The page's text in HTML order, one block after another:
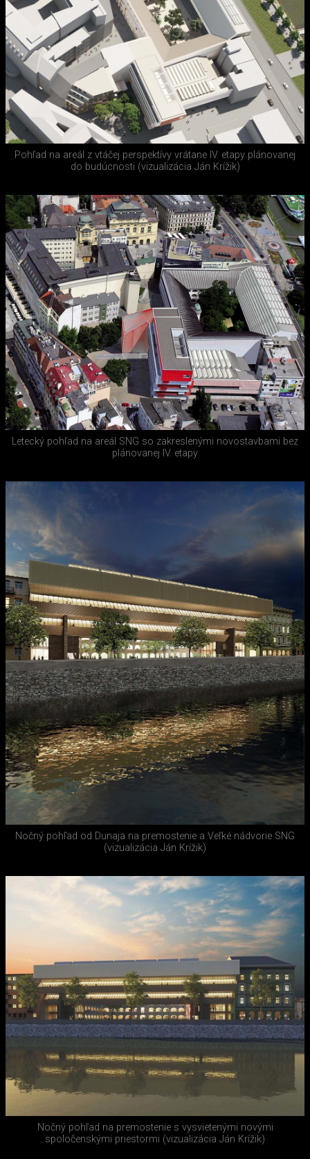
Pohľad na areál z vtáčej perspektívy vrátane IV. etapy plánovanej
do budúcnosti (vizualizácia Ján Krížik)
Letecký pohľad na areál SNG so zakreslenými novostavbami bez
plánovanej IV. etapy
Nočný pohľad od Dunaja na premostenie a Veľké nádvorie SNG
(vizualizácia Ján Krížik)
Nočný pohľad na premostenie s vysvietenými novými
spoločenskými priestormi (vizualizácia Ján Krížik)